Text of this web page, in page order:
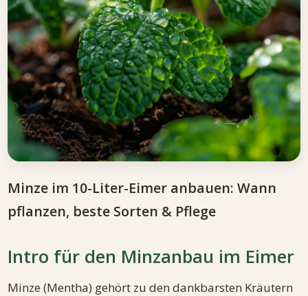
Minze im 10-Liter-Eimer anbauen: Wann
pflanzen, beste Sorten & Pflege
Intro für den Minzanbau im Eimer
Minze (Mentha) gehört zu den dankbarsten Kräutern